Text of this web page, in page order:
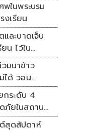
ในพระบรม
งเรียน
ละบาดเจ็บ
น ไว้ใน
มนาข้าว
ได้ วอน
กระดับ 4
ภัยในสถาน
สุดสัปดาห์